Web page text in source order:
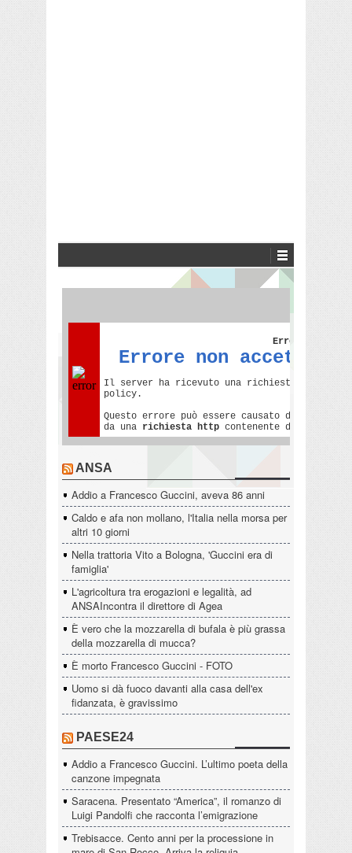
ANSA
Addio a Francesco Guccini, aveva 86 anni
Caldo e afa non mollano, l'Italia nella morsa per
altri 10 giorni
Nella trattoria Vito a Bologna, 'Guccini era di
famiglia'
L'agricoltura tra erogazioni e legalità, ad
ANSAIncontra il direttore di Agea
È vero che la mozzarella di bufala è più grassa
della mozzarella di mucca?
È morto Francesco Guccini - FOTO
Uomo si dà fuoco davanti alla casa dell'ex
fidanzata, è gravissimo
PAESE24
Addio a Francesco Guccini. L’ultimo poeta della
canzone impegnata
Saracena. Presentato “America”, il romanzo di
Luigi Pandolfi che racconta l’emigrazione
Trebisacce. Cento anni per la processione in